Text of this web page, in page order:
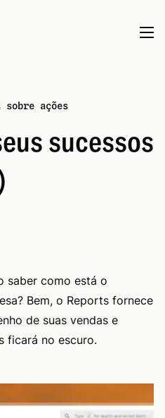
ações
sucessos
saber como está o
Bem, o Reports fornece
de suas vendas e
ficará no escuro.